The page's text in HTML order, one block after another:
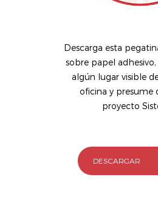
Descarga esta
sobre papel
algún lugar visible
oficina y presume
proyecto
DESCARGAR